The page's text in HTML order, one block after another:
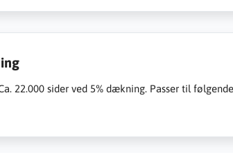
22.000 sider ved 5% dækning. Passer til